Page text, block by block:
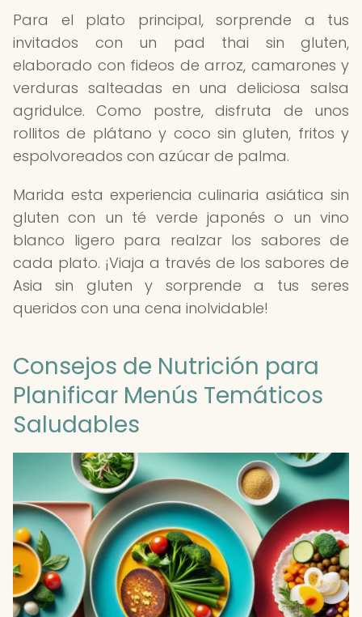
Para el plato principal, sorprende a tus
invitados con un pad thai sin gluten,
elaborado con fideos de arroz, camarones y
verduras salteadas en una deliciosa salsa
agridulce. Como postre, disfruta de unos
rollitos de plátano y coco sin gluten, fritos y
espolvoreados con azúcar de palma.
Marida esta experiencia culinaria asiática sin
gluten con un té verde japonés o un vino
blanco ligero para realzar los sabores de
cada plato. ¡Viaja a través de los sabores de
Asia sin gluten y sorprende a tus seres
queridos con una cena inolvidable!
Consejos de Nutrición para
Planificar Menús Temáticos
Saludables